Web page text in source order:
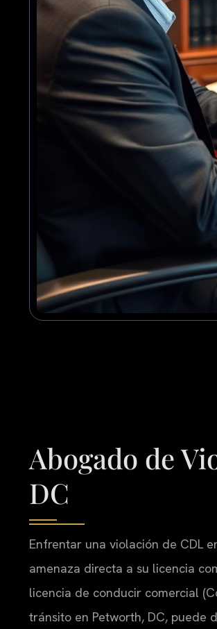
Abogado de
DC
Enfrentar una violación de CDL
amenaza directa a su licencia
licencia de conducir comercial
tránsito en Petworth, DC, puede